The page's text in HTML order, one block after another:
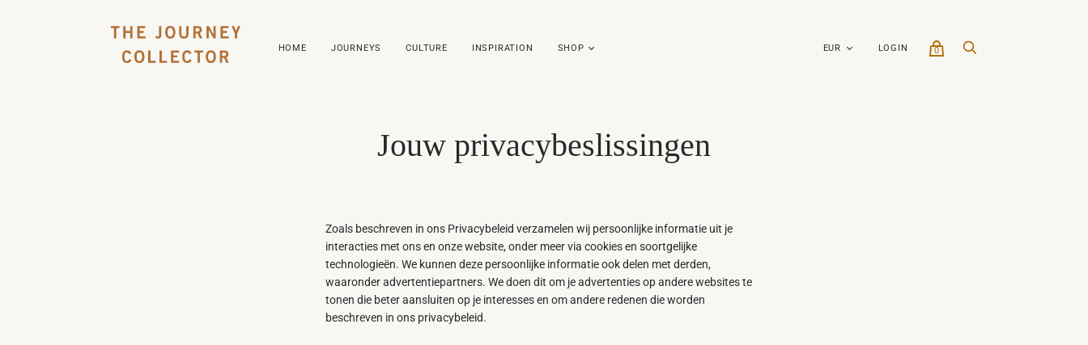
HOME JOURNEYS CULTURE INSPIRATION SHOP LOGIN 0
Jouw privacybeslissingen
Zoals beschreven in ons Privacybeleid verzamelen wij persoonlijke informatie uit je
interacties met ons en onze website, onder meer via cookies en soortgelijke
technologieën. We kunnen deze persoonlijke informatie ook delen met derden,
waaronder advertentiepartners. We doen dit om je advertenties op andere websites te
tonen die beter aansluiten op je interesses en om andere redenen die worden
beschreven in ons privacybeleid.